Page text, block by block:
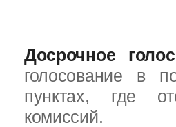
Досрочное
голосование в
пунктах, где
комиссий.